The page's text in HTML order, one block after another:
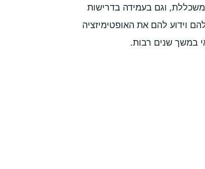
וגם בעמידה בדרישות
וידוע להם את האופטימיזציה
במשך שנים רבות.